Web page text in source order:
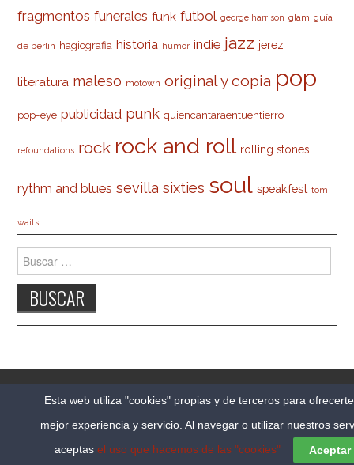
fragmentos funerales funk futbol george harrison glam guía
de berlín hagiografia historia humor indie jazz jerez
literatura maleso motown original y copia pop
pop-eye publicidad punk quiencantaraentuentierro
refoundations rock rock and roll rolling stones
rythm and blues sevilla sixties soul speakfest tom
waits
Buscar:
© 2026 CARLESO.COM. TODOS LOS DERECHOS
RESERVADOS.
FASHIONISTA
POR ATHEMES
Esta web utiliza "cookies" propias y de terceros para
mejor experiencia y servicio. Al navegar o utilizar nuestros
aceptas el uso que hacemos de las "cookies" Aceptar